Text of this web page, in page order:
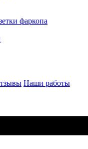
фаркопа
Наши работы